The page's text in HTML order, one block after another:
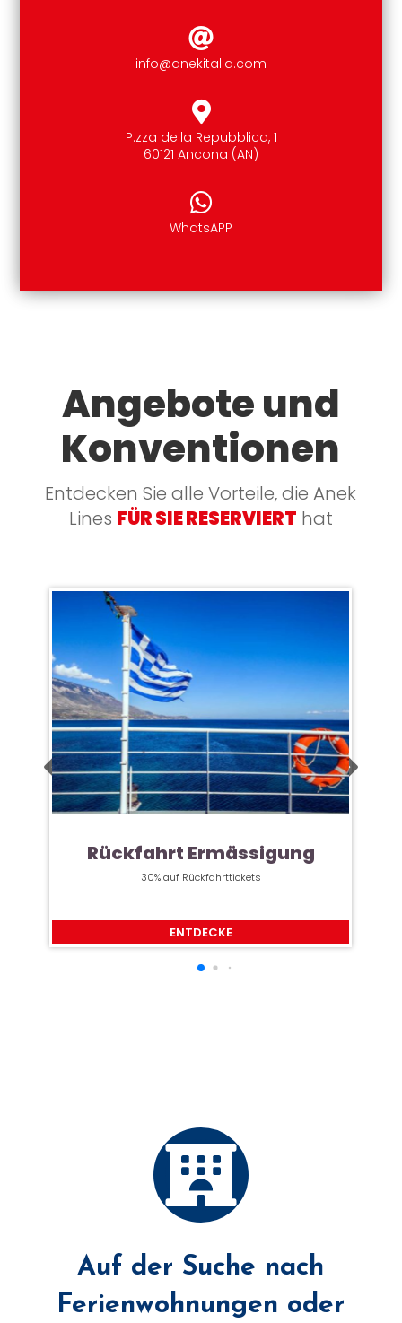
info@anekitalia.com
P.zza della Repubblica, 1
60121 Ancona (AN)
WhatsAPP
Angebote und
Konventionen
Entdecken Sie alle Vorteile, die Anek
Lines FÜR SIE RESERVIERT hat
Rückfahrt Ermässigung
30% auf Rückfahrttickets
ENTDECKE
Auf der Suche nach
Ferienwohnungen oder